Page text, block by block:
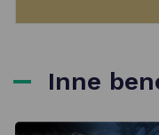
Inne